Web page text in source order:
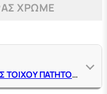
ΧΡΩΜΕ
ΔΙΑΚΟΠΤΗΣ Ν.468 ΝΤΟΥΖΙΕΡΑΣ ΤΟΙΧΟΥ ΠΑΤΗΤΟΣ ΕΞΩΤΕΡΙΚΟΣ 1/2" ΑΡΣ. ΑΡΣ. ΜΕ ΧΡΟΝΟΚΑΘΥΣΤΕΡΗΣΗ 15 SΕC.